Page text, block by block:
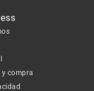
y compra